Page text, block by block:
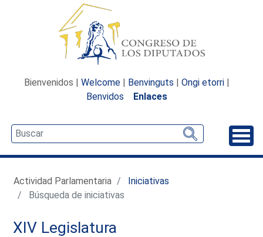
Bienvenidos | Welcome | Benvinguts | Ongi etorri |
Benvidos
Enlaces
Actividad Parlamentaria
Iniciativas
Búsqueda de iniciativas
XIV Legislatura